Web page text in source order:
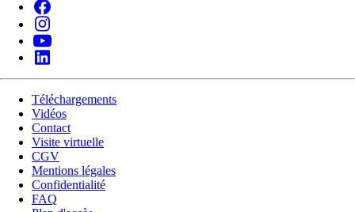
Téléchargements
Vidéos
Contact
Visite virtuelle
CGV
Mentions légales
Confidentialité
FAQ